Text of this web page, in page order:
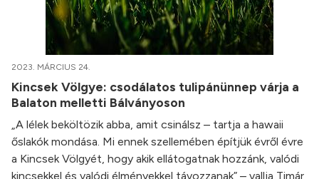
2023. MÁRCIUS 24.
Kincsek Völgye: csodálatos tulipánünnep várja a
Balaton melletti Bálványoson
„A lélek beköltözik abba, amit csinálsz – tartja a hawaii
őslakók mondása. Mi ennek szellemében építjük évről évre
a Kincsek Völgyét, hogy akik ellátogatnak hozzánk, valódi
kincsekkel és valódi élményekkel távozzanak” – vallja Timár